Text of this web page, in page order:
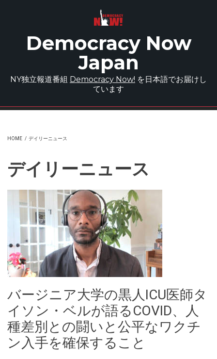
Democracy Now
Japan
NY独立報道番組 Democracy Now! を日本語でお届けし
ています
HOME / デイリーニュース
デイリーニュース
バージニア大学の黒人ICU医師タ
イソン・ベルが語るCOVID、人
種差別との闘いと公平なワクチ
ン入手を確保すること